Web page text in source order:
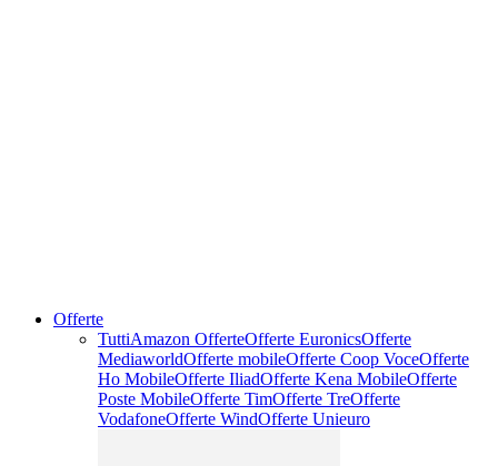
Offerte
TuttiAmazon OfferteOfferte EuronicsOfferte
MediaworldOfferte mobileOfferte Coop VoceOfferte
Ho MobileOfferte IliadOfferte Kena MobileOfferte
Poste MobileOfferte TimOfferte TreOfferte
VodafoneOfferte WindOfferte Unieuro